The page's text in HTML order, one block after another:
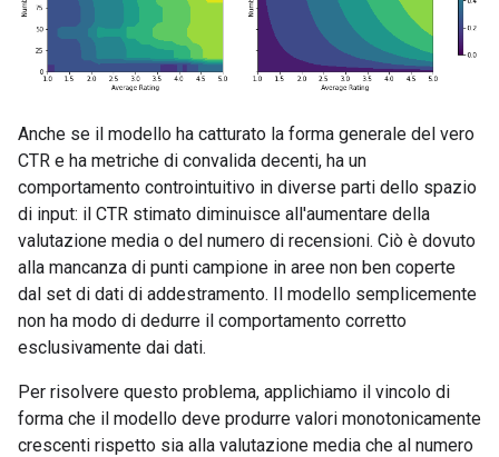
Anche se il modello ha catturato la forma generale del vero
CTR e ha metriche di convalida decenti, ha un
comportamento controintuitivo in diverse parti dello spazio
di input: il CTR stimato diminuisce all'aumentare della
valutazione media o del numero di recensioni. Ciò è dovuto
alla mancanza di punti campione in aree non ben coperte
dal set di dati di addestramento. Il modello semplicemente
non ha modo di dedurre il comportamento corretto
esclusivamente dai dati.
Per risolvere questo problema, applichiamo il vincolo di
forma che il modello deve produrre valori monotonicamente
crescenti rispetto sia alla valutazione media che al numero